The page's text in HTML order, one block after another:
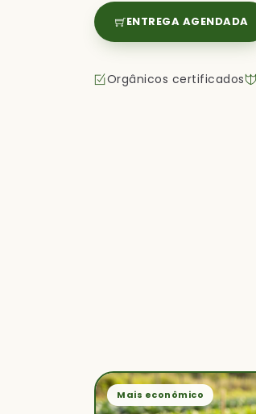
ENTREGA AGENDADA
Orgânicos certificados
Mais econômico